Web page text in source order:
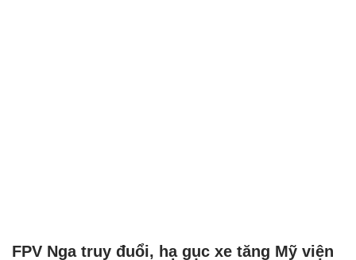
FPV Nga truy đuổi, hạ gục xe tăng Mỹ viện